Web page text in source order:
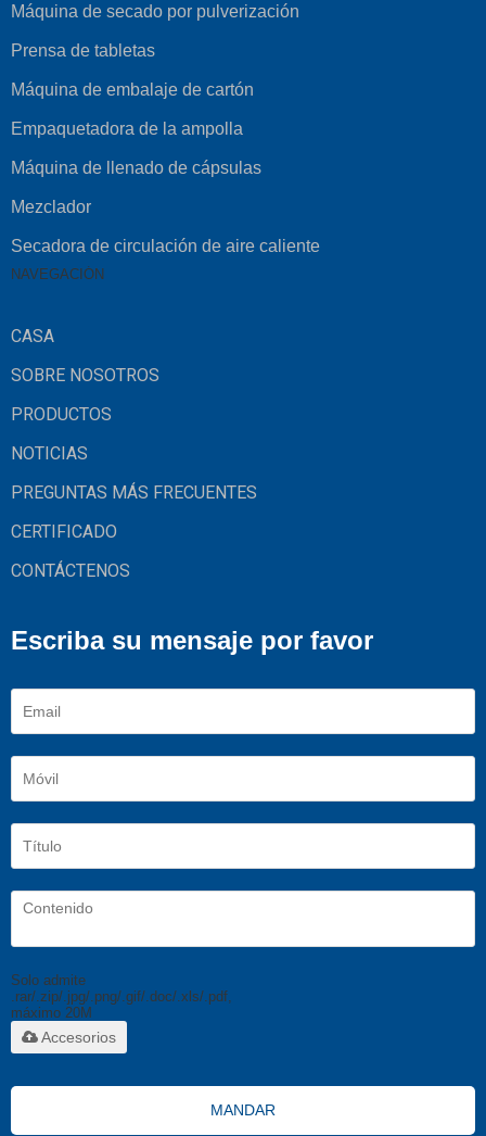
Máquina de secado por pulverización
Prensa de tabletas
Máquina de embalaje de cartón
Empaquetadora de la ampolla
Máquina de llenado de cápsulas
Mezclador
Secadora de circulación de aire caliente
NAVEGACIÓN
CASA
SOBRE NOSOTROS
PRODUCTOS
NOTICIAS
PREGUNTAS MÁS FRECUENTES
CERTIFICADO
CONTÁCTENOS
Escriba su mensaje por favor
Solo admite
.rar/.zip/.jpg/.png/.gif/.doc/.xls/.pdf,
máximo 20M
Accesorios
MANDAR